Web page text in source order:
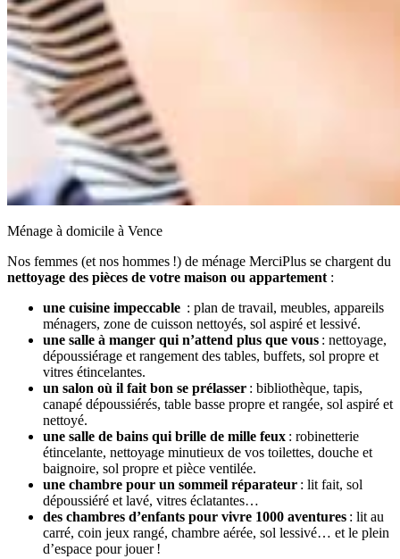
Ménage à domicile à Vence
Nos femmes (et nos hommes !) de ménage MerciPlus se chargent du
nettoyage des pièces de votre maison ou appartement :
une cuisine impeccable : plan de travail, meubles, appareils
ménagers, zone de cuisson nettoyés, sol aspiré et lessivé.
une salle à manger qui n’attend plus que vous : nettoyage,
dépoussiérage et rangement des tables, buffets, sol propre et
vitres étincelantes.
un salon où il fait bon se prélasser : bibliothèque, tapis,
canapé dépoussiérés, table basse propre et rangée, sol aspiré et
nettoyé.
une salle de bains qui brille de mille feux : robinetterie
étincelante, nettoyage minutieux de vos toilettes, douche et
baignoire, sol propre et pièce ventilée.
une chambre pour un sommeil réparateur : lit fait, sol
dépoussiéré et lavé, vitres éclatantes…
des chambres d’enfants pour vivre 1000 aventures : lit au
carré, coin jeux rangé, chambre aérée, sol lessivé… et le plein
d’espace pour jouer !